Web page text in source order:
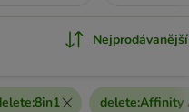
Nejprodávanější
:8in1 delete:Affinity